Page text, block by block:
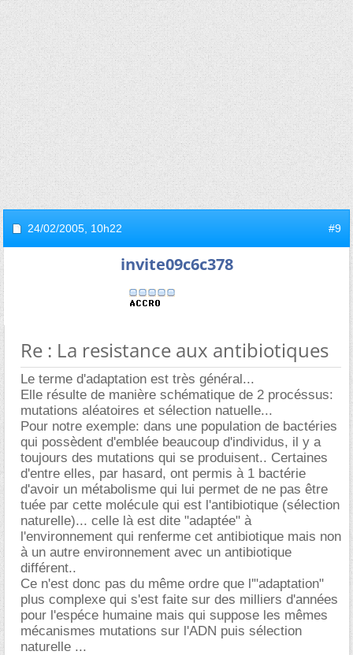
24/02/2005, 10h22 #9
invite09c6c378
Re : La resistance aux antibiotiques
Le terme d'adaptation est très général...
Elle résulte de manière schématique de 2 procéssus:
mutations aléatoires et sélection natuelle...
Pour notre exemple: dans une population de bactéries
qui possèdent d'emblée beaucoup d'individus, il y a
toujours des mutations qui se produisent.. Certaines
d'entre elles, par hasard, ont permis à 1 bactérie
d'avoir un métabolisme qui lui permet de ne pas être
tuée par cette molécule qui est l'antibiotique (sélection
naturelle)... celle là est dite "adaptée" à
l'environnement qui renferme cet antibiotique mais non
à un autre environnement avec un antibiotique
différent..
Ce n'est donc pas du même ordre que l'"adaptation"
plus complexe qui s'est faite sur des milliers d'années
pour l'espéce humaine mais qui suppose les mêmes
mécanismes mutations sur l'ADN puis sélection
naturelle ...